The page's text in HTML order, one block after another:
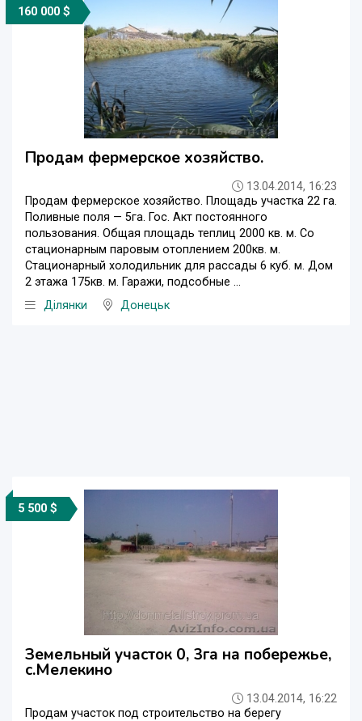
160 000 $
Продам фермерское хозяйство.
13.04.2014, 16:23
Продам фермерское хозяйство. Площадь участка 22 га.
Поливные поля — 5га. Гос. Акт постоянного
пользования. Общая площадь теплиц 2000 кв. м. Со
стационарным паровым отоплением 200кв. м.
Стационарный холодильник для рассады 6 куб. м. Дом
2 этажа 175кв. м. Гаражи, подсобные ...
Ділянки
Донецьк
5 500 $
Земельный участок 0, 3га на побережье,
с.Мелекино
13.04.2014, 16:22
Продам участок под строительство на берегу